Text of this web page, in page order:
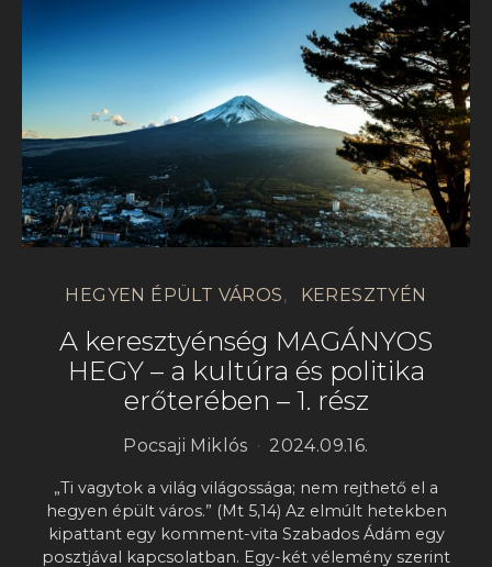
HEGYEN ÉPÜLT VÁROS KERESZTYÉN
A keresztyénség MAGÁNYOS
HEGY – a kultúra és politika
erőterében – 1. rész
Pocsaji Miklós 2024.09.16.
„Ti vagytok a világ világossága; nem rejthető el a
hegyen épült város.” (Mt 5,14) Az elmúlt hetekben
kipattant egy komment-vita Szabados Ádám egy
posztjával kapcsolatban. Egy-két vélemény szerint